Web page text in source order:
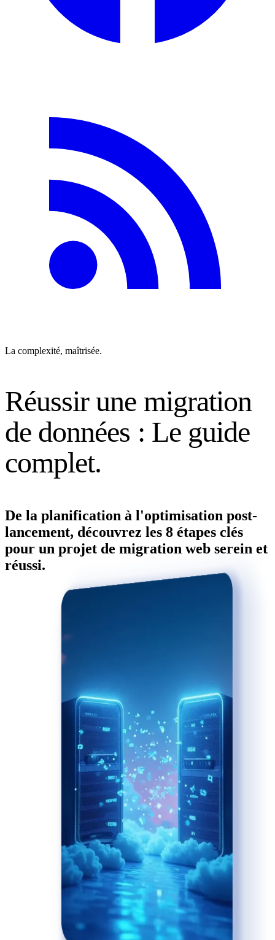
La complexité, maîtrisée.
Réussir une migration
de données : Le guide
complet.
De la planification à l'optimisation post-
lancement, découvrez les 8 étapes clés
pour un projet de migration web serein et
réussi.